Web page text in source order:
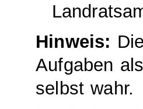
Hinweis:
Aufgaben
selbst wahr.